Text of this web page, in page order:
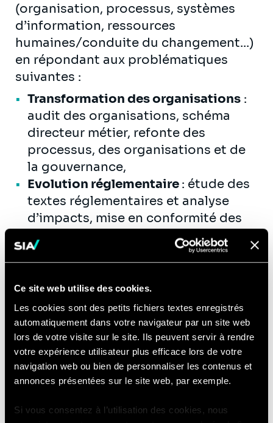
Ce site web utilise des cookies.
Les cookies sont des petits fichiers textes enregistrés
automatiquement dans votre navigateur par un site web
lors de votre visite sur le site. Ils peuvent servir à rendre
votre expérience utilisateur plus efficace lors de votre
navigation web ou bien de personnaliser les contenus et
annonces présentées sur le site web, par exemple.
Si vous consentez à l’utilisation des cookies, nous
(organisation, processus, systèmes
d’information, ressources
humaines/conduite du changement...)
en répondant aux problématiques
suivantes :
Transformation des organisations :
audit des organisations, schéma
directeur métier, refonte des
processus, des organisations et de
la gouvernance,
Evolution réglementaire : étude des
textes réglementaires et analyse
d’impacts, mise en conformité des
organisations et des processus,
Gestion de projets
: cadrage,
pilotage de projet (PMO),
accompagnement au changement,
Marketing et relation client : études
de marché, segmentation client,
conception d’offres et de services
(marketing mix, business plan…),
CRM et connaissance client,
stratégie digitale et multicanale,